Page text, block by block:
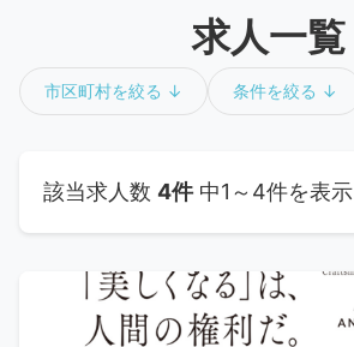
求人一覧
市区町村を絞る ↓ 条件を絞る ↓
該当求人数 4件中1～4件を表示